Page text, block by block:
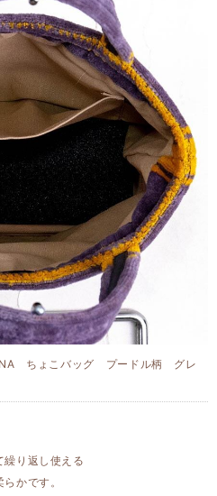
ちょこバッグ プードル柄 グレ
繰り返し使える
かです。